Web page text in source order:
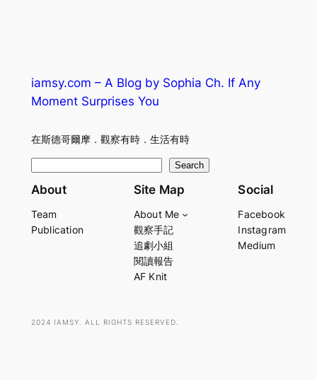
iamsy.com – A Blog by Sophia Ch. If Any
Moment Surprises You
在斯德哥爾摩．觀察有時．生活有時
e
r
Search
About
Team
Publication
Site Map
About Me
觀察手記
追劇小組
閱讀報告
AF Knit
Social
Facebook
Instagram
Medium
2024 IAMSY. ALL RIGHTS RESERVED.